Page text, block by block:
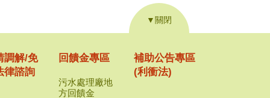
▼關閉
調解/免
律諮詢
回饋金專區
污水處理廠地
方回饋金
補助公告專區
(利衝法)